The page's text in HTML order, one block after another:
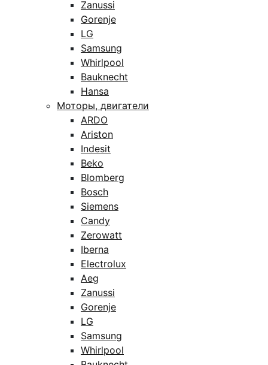
Zanussi
Gorenje
LG
Samsung
Whirlpool
Bauknecht
Hansa
Моторы, двигатели
ARDO
Ariston
Indesit
Beko
Blomberg
Bosch
Siemens
Candy
Zerowatt
Iberna
Electrolux
Aeg
Zanussi
Gorenje
LG
Samsung
Whirlpool